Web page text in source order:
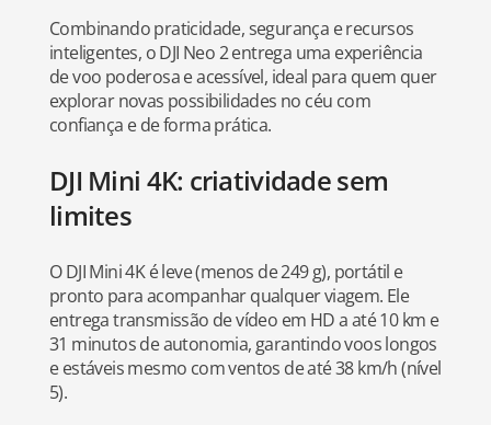
Combinando praticidade, segurança e recursos
inteligentes, o DJI Neo 2 entrega uma experiência
de voo poderosa e acessível, ideal para quem quer
explorar novas possibilidades no céu com
confiança e de forma prática.
DJI Mini 4K: criatividade sem
limites
O DJI Mini 4K é leve (menos de 249 g), portátil e
pronto para acompanhar qualquer viagem. Ele
entrega transmissão de vídeo em HD a até 10 km e
31 minutos de autonomia, garantindo voos longos
e estáveis mesmo com ventos de até 38 km/h (nível
5).